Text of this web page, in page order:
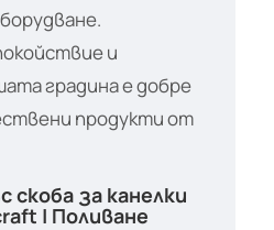
и
градина е добре
продукти от
скоба за кaнелки
| Поливане